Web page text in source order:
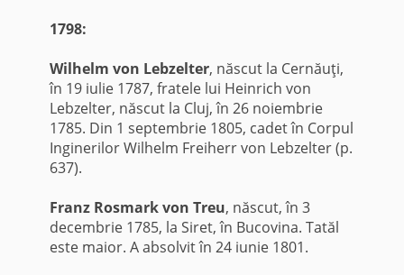
1798:
Wilhelm von Lebzelter, născut la Cernăuţi,
în 19 iulie 1787, fratele lui Heinrich von
Lebzelter, născut la Cluj, în 26 noiembrie
1785. Din 1 septembrie 1805, cadet în Corpul
Inginerilor Wilhelm Freiherr von Lebzelter (p.
637).
Franz Rosmark von Treu, născut, în 3
decembrie 1785, la Siret, în Bucovina. Tatăl
este maior. A absolvit în 24 iunie 1801.